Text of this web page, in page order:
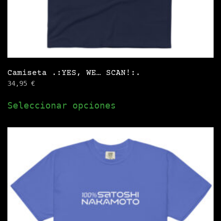
Camiseta .:YES, WE… SCAN!:.
34,95 €
Seleccionar opciones
múltiples
variantes.
se
pueden